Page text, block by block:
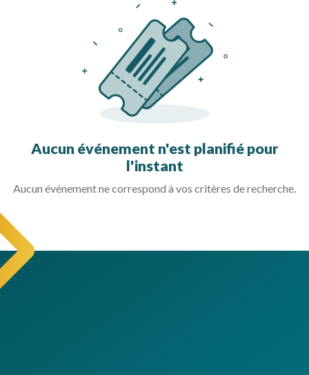
Aucun événement n'est planifié pour
l'instant
Aucun événement ne correspond à vos critères de recherche.